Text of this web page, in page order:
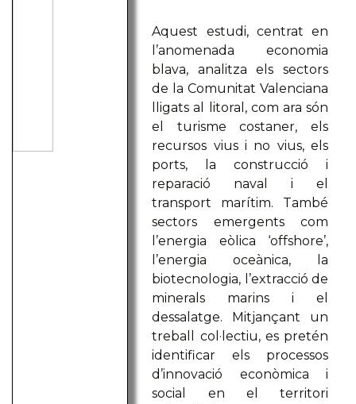
Aquest estudi, centrat en
l’anomenada economia
blava, analitza els sectors
de la Comunitat Valenciana
lligats al litoral, com ara són
el turisme costaner, els
recursos vius i no vius, els
ports, la construcció i
reparació naval i el
transport marítim. També
sectors emergents com
l’energia eòlica ‘offshore’,
l’energia oceànica, la
biotecnologia, l’extracció de
minerals marins i el
dessalatge. Mitjançant un
treball col·lectiu, es pretén
identificar els processos
d’innovació econòmica i
social en el territori